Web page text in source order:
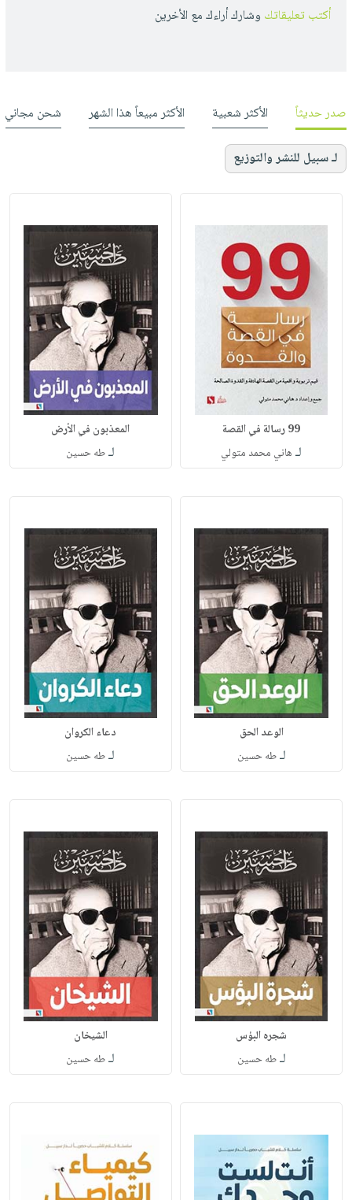
أكتب تعليقاتك وشارك أراءك مع الأخرين
صدر حديثاً الأكثر شعبية الأكثر مبيعاً هذا الشهر شحن مجاني
لـ سبيل للنشر والتوزيع
99 رسالة في القصة
لـ هاني محمد متولي
المعذبون في الأرض
لـطه حسين
الوعد الحق
لـطه حسين
دعاء الكروان
لـطه حسين
شجره البؤس
لـطه حسين
الشيخان
لـطه حسين